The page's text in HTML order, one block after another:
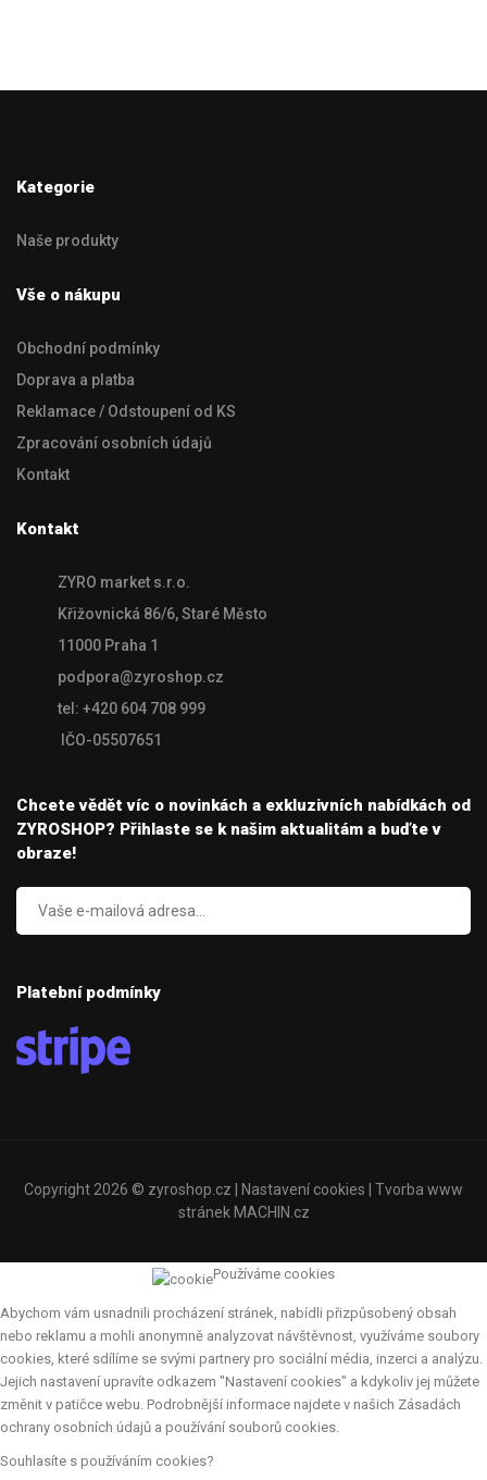
Kategorie
Naše produkty
Vše o nákupu
Obchodní podmínky
Doprava a platba
Reklamace / Odstoupení od KS
Zpracování osobních údajů
Kontakt
Kontakt
ZYRO market s.r.o.
Křižovnická 86/6, Staré Město
11000 Praha 1
podpora@zyroshop.cz
tel: +420 604 708 999
IČO-05507651
Chcete vědět víc o novinkách a exkluzivních nabídkách od
ZYROSHOP? Přihlaste se k našim aktualitám a buďte v
obraze!
Platební podmínky
Copyright 2026 © zyroshop.cz Nastavení cookies | Tvorba www
stránek MACHIN.cz
Používáme cookies
Abychom vám usnadnili procházení stránek, nabídli přizpůsobený obsah
nebo reklamu a mohli anonymně analyzovat návštěvnost, využíváme soubory
cookies, které sdílíme se svými partnery pro sociální média, inzerci a analýzu.
Jejich nastavení upravíte odkazem "Nastavení cookies" a kdykoliv jej můžete
změnit v patičce webu. Podrobnější informace najdete v našich Zásadách
ochrany osobních údajů a používání souborů cookies.
Souhlasíte s používáním cookies?